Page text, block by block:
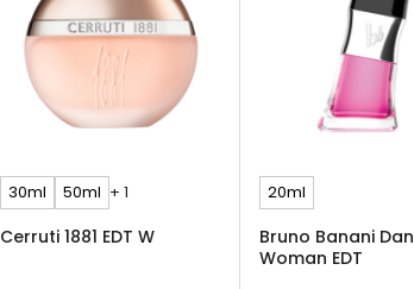
30ml 50ml + 1
Cerruti 1881 EDT W
20ml
Bruno Banani
Woman EDT